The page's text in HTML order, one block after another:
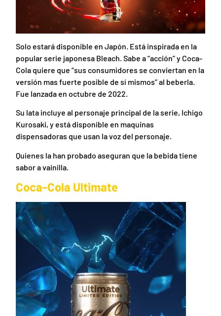
Solo estará disponible en Japón. Está inspirada en la
popular serie japonesa Bleach. Sabe a “acción” y Coca-
Cola quiere que “sus consumidores se conviertan en la
versión mas fuerte posible de sí mismos” al beberla.
Fue lanzada en octubre de 2022.
Su lata incluye al personaje principal de la serie, Ichigo
Kurosaki, y está disponible en maquinas
dispensadoras que usan la voz del personaje.
Quienes la han probado aseguran que la bebida tiene
sabor a vainilla.
Coca-Cola Ultimate